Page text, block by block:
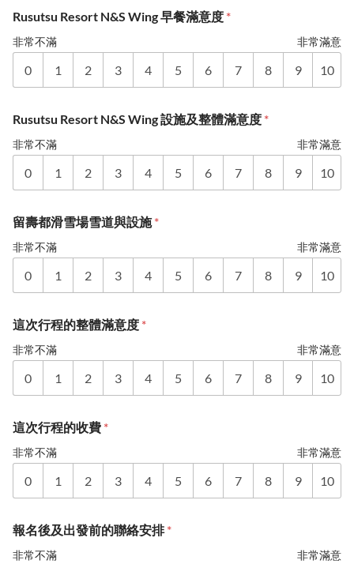
Rusutsu Resort N&S Wing 早餐滿意度 *
非常不滿 非常滿意
0 1 2 3 4 5 6 7 8 9 10
Rusutsu Resort N&S Wing 設施及整體滿意度 *
非常不滿 非常滿意
0 1 2 3 4 5 6 7 8 9 10
留壽都滑雪場雪道與設施*
非常不滿 非常滿意
0 1 2 3 4 5 6 7 8 9 10
這次行程的整體滿意度 *
非常不滿 非常滿意
0 1 2 3 4 5 6 7 8 9 10
這次行程的收費 *
非常不滿 非常滿意
0 1 2 3 4 5 6 7 8 9 10
報名後及出發前的聯絡安排*
非常不滿 非常滿意